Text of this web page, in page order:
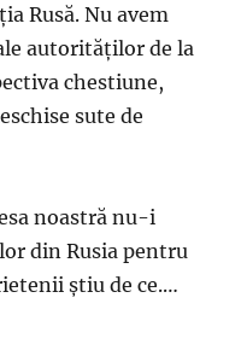
Rusă. Nu avem
autorităţilor de la
chestiune,
sute de
noastră nu-i
din Rusia pentru
ştiu de ce.…